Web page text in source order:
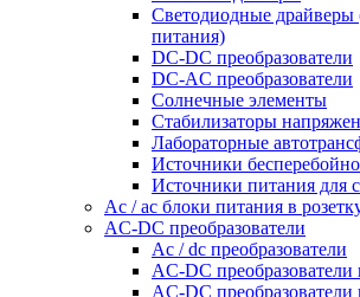
Светодиодные драйверы
питания)
DC-DC преобразователи
DC-AC преобразователи
Солнечные элементы
Стабилизаторы
Лабораторные
Источники
Источники питания для
Ac / ac блоки питания в
AC-DC преобразователи
Ac / dc преобразователи
AC-DC
AC-DC